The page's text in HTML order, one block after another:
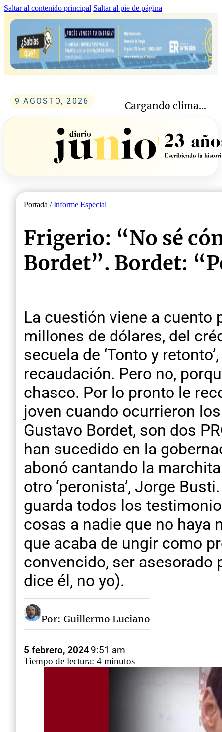
Saltar al contenido principal Saltar al pie de página
9 AGOSTO, 2026 Cargando clima...
Portada /Informe Especial
Frigerio: “No sé
Bordet”. Bordet:
La cuestión viene a cuento
millones de dólares, del
secuela de ‘Tonto y
recaudación. Pero no,
chasco. Por lo pronto le
joven cuando ocurrieron
Gustavo Bordet, son dos
han sucedido en la
abonó cantando la
otro ‘peronista’, Jorge
guarda todos los
cosas a nadie que no haya
que acaba de ungir como
convencido, ser asesorado
dice él, no yo).
Por: Guillermo Luciano
5 febrero, 20249:51 am
Tiempo de lectura: 4 minutos